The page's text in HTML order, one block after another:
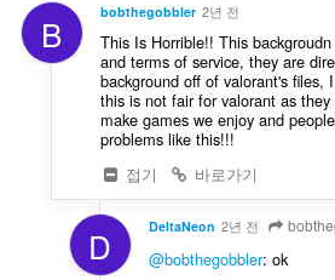
B bobthegobbler 2년 전
This Is Horrible!! This
and terms of service, they are
background off of valorant's files,
this is not fair for valorant as
make games we enjoy and
problems like this!!!
접기
바로가기
D DeltaNeon 2년 전
@bobthegobbler: ok